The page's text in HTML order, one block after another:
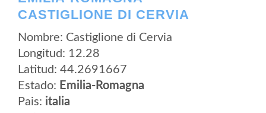
CASTIGLIONE DI CERVIA
Nombre: Castiglione di Cervia
Longitud: 12.28
Latitud: 44.2691667
Estado: Emilia-Romagna
Pais: italia